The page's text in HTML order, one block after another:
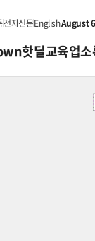
전자신문EnglishAugust
핫딜교육업